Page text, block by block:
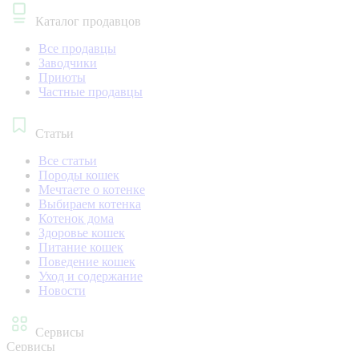
Каталог продавцов
Все продавцы
Заводчики
Приюты
Частные продавцы
Статьи
Все статьи
Породы кошек
Мечтаете о котенке
Выбираем котенка
Котенок дома
Здоровье кошек
Питание кошек
Поведение кошек
Уход и содержание
Новости
Сервисы
Сервисы